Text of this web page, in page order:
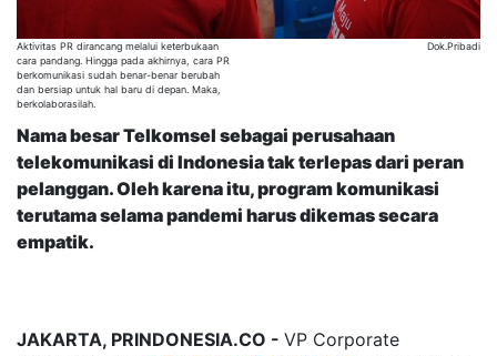
Aktivitas PR dirancang melalui keterbukaan
cara pandang. Hingga pada akhirnya, cara PR
berkomunikasi sudah benar-benar berubah
dan bersiap untuk hal baru di depan. Maka,
berkolaborasilah.
Dok.Pribadi
Nama besarTelkomsel sebagai perusahaan
telekomunikasi di Indonesia tak terlepas dari peran
pelanggan. Oleh karena itu, program komunikasi
terutama selama pandemi harus dikemas secara
empatik.
JAKARTA, PRINDONESIA.CO - VP Corporate